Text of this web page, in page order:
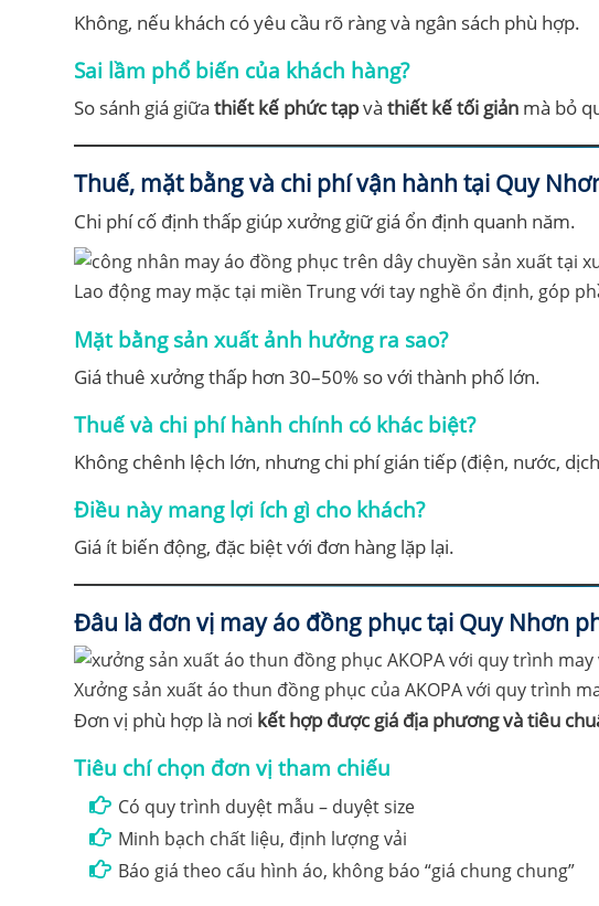
Không, nếu khách có yêu cầu rõ ràng và ngân sách phù hợp.
Sai lầm phổ biến của khách hàng?
So sánh giá giữa thiết kế phức tạpvà thiết kế tối giản mà bỏ
Thuế, mặt bằng và chi phí vận hành tại Quy
Chi phí cố định thấp giúp xưởng giữ giá ổn định quanh năm.
Lao động may mặc tại miền Trung với tay nghề ổn định, góp
Mặt bằng sản xuất ảnh hưởng ra sao?
Giá thuê xưởng thấp hơn 30–50% so với thành phố lớn.
Thuế và chi phí hành chính có khác biệt?
Không chênh lệch lớn, nhưng chi phí gián tiếp (điện, nước,
Điều này mang lợi ích gì cho khách?
Giá ít biến động, đặc biệt với đơn hàng lặp lại.
Đâu là đơn vị may áo đồng phục tại Quy Nhơn
Xưởng sản xuất áo thun đồng phục của AKOPA với quy trình
Đơn vị phù hợp là nơi kết hợp được giá địa phương và tiêu
Tiêu chí chọn đơn vị tham chiếu
Có quy trình duyệt mẫu – duyệt size
Minh bạch chất liệu, định lượng vải
Báo giá theo cấu hình áo, không báo “giá chung chung”